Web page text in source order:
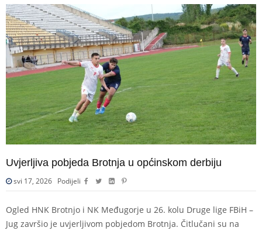
Uvjerljiva pobjeda Brotnja u općinskom derbiju
svi 17, 2026 Podijeli
Ogled HNK Brotnjo i NK Međugorje u 26. kolu Druge lige FBiH –
Jug završio je uvjerljivom pobjedom Brotnja. Čitlučani su na